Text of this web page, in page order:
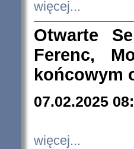
więcej...
Otwarte
Ferenc,
końcowym
07.02.2025
więcej...